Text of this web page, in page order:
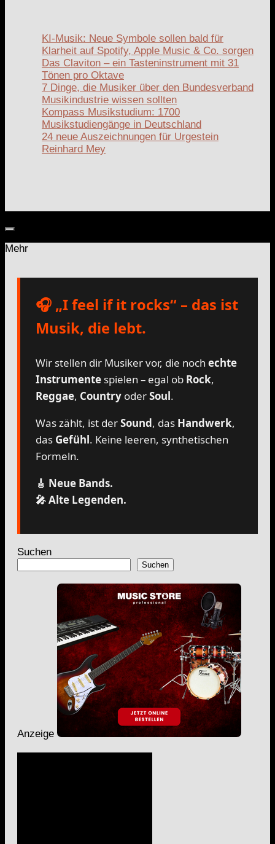
KI-Musik: Neue Symbole sollen bald für
Klarheit auf Spotify, Apple Music & Co. sorgen
Das Claviton – ein Tasteninstrument mit 31
Tönen pro Oktave
7 Dinge, die Musiker über den Bundesverband
Musikindustrie wissen sollten
Kompass Musikstudium: 1700
Musikstudiengänge in Deutschland
24 neue Auszeichnungen für Urgestein
Reinhard Mey
Mehr
🎧 „I feel if it rocks“ – das ist
Musik, die lebt.
Wir stellen dir Musiker vor, die nochechte
Instrumente spielen – egal ob Rock,
Reggae, Country oderSoul.
Was zählt, ist derSound, das Handwerk,
das Gefühl. Keine leeren, synthetischen
Formeln.
🎸 Neue Bands.
🎤 Alte Legenden.
Suchen
Suchen
Anzeige